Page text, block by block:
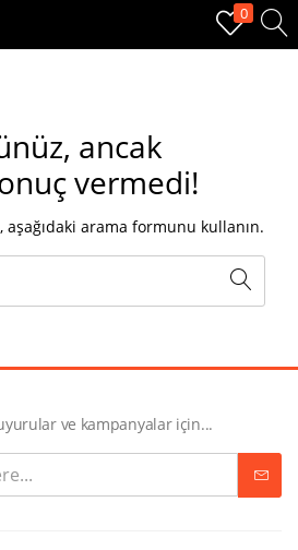
0
KAYIT OL
adınızı ve şifrenizi girin.
Oturum Aç
unuttum?
ile giriş yapın
ancak
vermedi!
arama formunu kullanın.
ve kampanyalar için...